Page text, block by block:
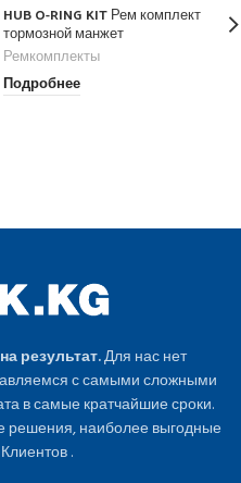
HUB O-RING KIT Рем комплект
тормозной манжет
Ремкомплекты
Подробнее
результат.Для нас нет
с самыми сложными
в самые кратчайшие сроки.
решения, наиболее выгодные
.